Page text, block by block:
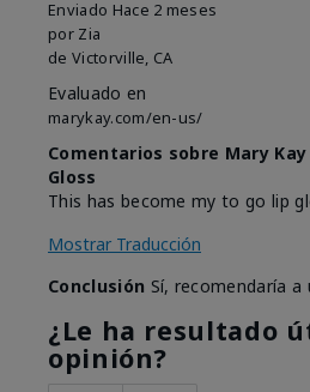
Enviado Hace 2 meses
por Zia
de Victorville, CA
Evaluado en
marykay.com/en-us/
Comentarios sobre Mary
Gloss
This has become my to go lip
Mostrar Traducción
Conclusión Sí, recomendaría a
¿Le ha resultado
opinión?